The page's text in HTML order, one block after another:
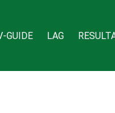
GUIDE LAG